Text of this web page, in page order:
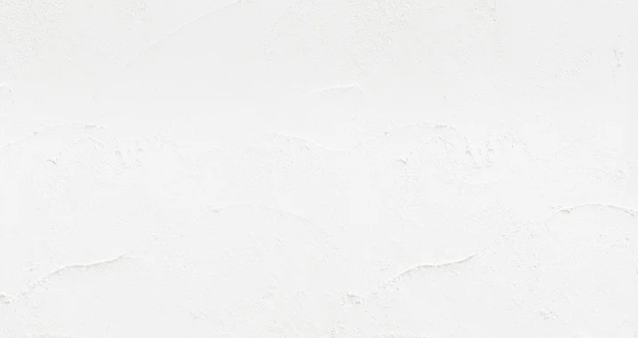
充実のための目的の範囲内で利用いたします。
要な範囲で開示する場合
えい、紛失、破壊、改ざん又はお客様の個人情報への不正なアクセスを防止することに努め